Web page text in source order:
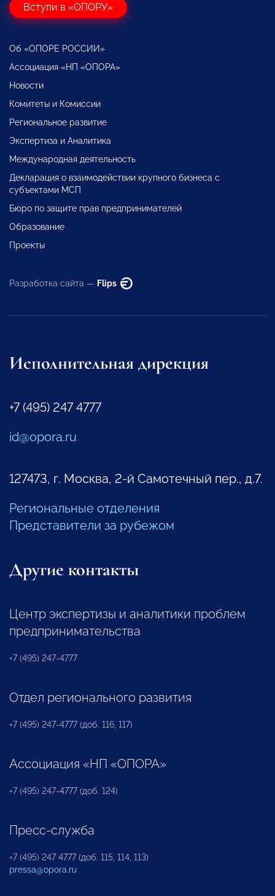
Вступи в «ОПОРУ»
Об «ОПОРЕ РОССИИ»
Ассоциация «НП «ОПОРА»
Новости
Комитеты и Комиссии
Региональное развитие
Экспертиза и Аналитика
Международная деятельность
Декларация о взаимодействии крупного бизнеса с
субъектами МСП
Бюро по защите прав предпринимателей
Образование
Проекты
Разработка сайта — Flips
Исполнительная дирекция
+7 (495) 247 4777
id@opora.ru
127473, г. Москва, 2-й Самотечный пер., д.7.
Региональные отделения
Представители за рубежом
Другие контакты
Центр экспертизы и аналитики проблем
предпринимательства
+7 (495) 247-4777
Отдел регионального развития
+7 (495) 247-4777 (доб. 116, 117)
Ассоциация «НП «ОПОРА»
+7 (495) 247-4777 (доб. 124)
Пресс-служба
+7 (495) 247 4777 (доб. 115, 114, 113)
pressa@opora.ru